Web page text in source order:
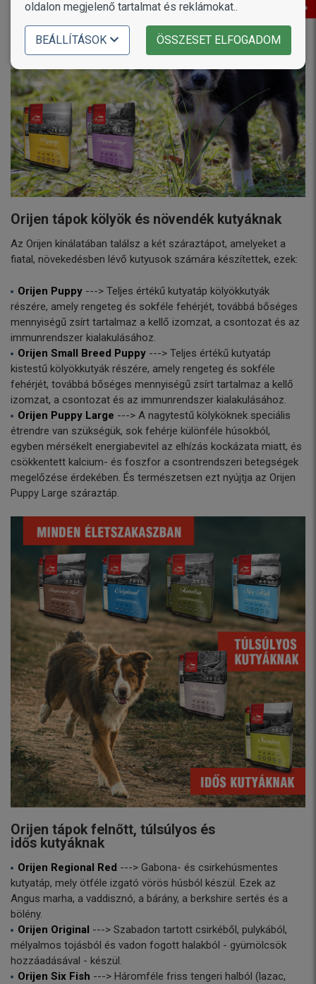
Orijen tápok kölyök és növendék kutyáknak
Az Orijen kínálatában találsz a két száraztápot, amelyeket a
fiatal, növekedésben lévő kutyusok számára készítettek, ezek:
Orijen Puppy ---> Teljes értékű kutyatáp kölyökkutyák
részére, amely rengeteg és sokféle fehérjét, továbbá bőséges
mennyiségű zsírt tartalmaz a kellő izomzat, a csontozat és az
immunrendszer kialakulásához.
Orijen Small Breed Puppy ---> Teljes értékű kutyatáp
kistestű kölyökkutyák részére, amely rengeteg és sokféle
fehérjét, továbbá bőséges mennyiségű zsírt tartalmaz a kellő
izomzat, a csontozat és az immunrendszer kialakulásához.
Orijen Puppy Large ---> A nagytestű kölyköknek speciális
étrendre van szükségük, sok fehérje különféle húsokból,
egyben mérsékelt energiabevitel az elhízás kockázata miatt, és
csökkentett kalcium- és foszfor a csontrendszeri betegségek
megelőzése érdekében. És természetsen ezt nyújtja az Orijen
Puppy Large száraztáp.
Orijen tápok felnőtt, túlsúlyos és
idős kutyáknak
Orijen Regional Red ---> Gabona- és csirkehúsmentes
kutyatáp, mely ötféle izgató vörös húsból készül. Ezek az
Angus marha, a vaddisznó, a bárány, a berkshire sertés és a
bölény.
Orijen Original ---> Szabadon tartott csirkéből, pulykából,
mélyalmos tojásból és vadon fogott halakból - gyümölcsök
hozzáadásával - készül.
Orijen Six Fish ---> Háromféle friss tengeri halból (lazac,
oldalon megjelenő tartalmat és reklámokat..
BEÁLLÍTÁSOK ÖSSZESET ELFOGADOM